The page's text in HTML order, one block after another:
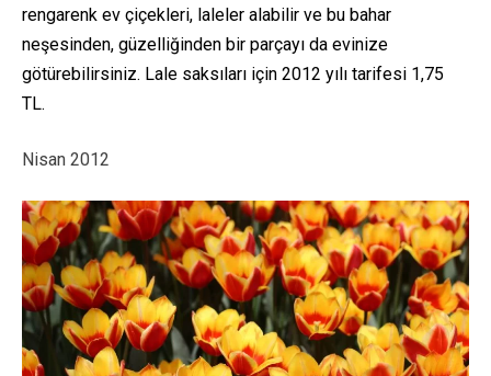
rengarenk ev çiçekleri, laleler alabilir ve bu bahar
neşesinden, güzelliğinden bir parçayı da evinize
götürebilirsiniz. Lale saksıları için 2012 yılı tarifesi 1,75
TL.
Nisan 2012